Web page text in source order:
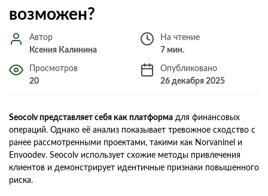
возможен?
Автор
Ксения Калинина
На чтение
7 мин.
Просмотров
20
Опубликовано
26 декабря 2025
Seocolv представляет себя как платформа для финансовых
операций. Однако её анализ показывает тревожное сходство с
ранее рассмотренными проектами, такими как Norvaninel и
Envoodev. Seocolv использует схожие методы привлечения
клиентов и демонстрирует идентичные признаки повышенного
риска.